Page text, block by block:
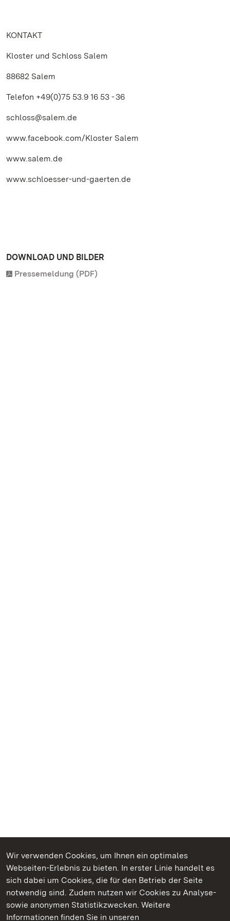
Wir verwenden Cookies, um Ihnen ein optimales
Webseiten-Erlebnis zu bieten. In erster Linie handelt es
sich dabei um Cookies, die für den Betrieb der Seite
notwendig sind. Zudem nutzen wir Cookies zu Analyse-
sowie anonymen Statistikzwecken. Weitere
Informationen finden Sie in unseren
KONTAKT
Kloster und Schloss Salem
88682 Salem
Telefon +49(0)75 53.9 16 53 - 36
schloss@salem.de
www.facebook.com/Kloster Salem
www.salem.de
www.schloesser-und-gaerten.de
DOWNLOAD UND BILDER
Pressemeldung (PDF)
Kommen. Staunen. Genießen.